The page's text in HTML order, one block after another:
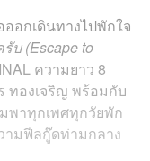
ออกเดินทางไปพักใจ
บ (Escape to
ความยาว 8
ทองเจริญ พร้อมกับ
พาทุกเพศทุกวัยพัก
ามฟีลกู๊ดท่ามกลาง